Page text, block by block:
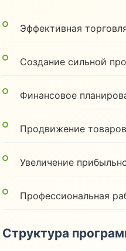
Эффективная
Создание сильной
Финансовое
Продвижение
Увеличение
Профессиональная
Структура